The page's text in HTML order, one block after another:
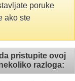
poruke
ako ste
pristupite ovoj
razloga: